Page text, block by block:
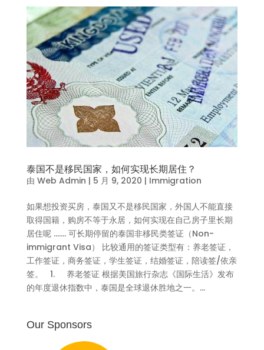
泰国不是移民国家，如何实现长期居住？
由 Web Admin | 5 月 9, 2020 | Immigration
如果想投资买房，泰国又不是移民国家，外国人不能直接
取得国籍，购房不等于永居，如何实现在自己房子里长期
居住呢 ……. 可长期停留的泰国非移民类签证（Non-
immigrant Visa） 比较通用的签证类型有：养老签证，
工作签证，商务签证，学生签证，结婚签证，陪读签/依亲
签。 1. 养老签证 根据美国旅行杂志《国际生活》发布
的年度退休指数中，泰国是全球退休胜地之一。...
Our Sponsors